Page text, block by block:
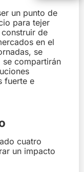
un punto de
para tejer
de
en el
se
se compartirán
fuerte e
cuatro
un impacto